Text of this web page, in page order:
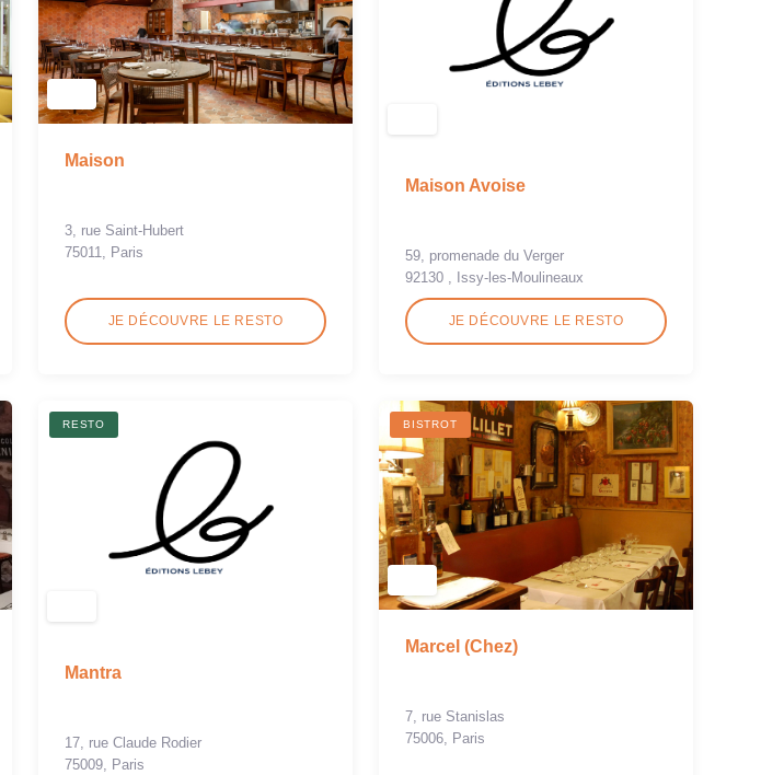
Maison
3, rue Saint-Hubert
75011, Paris
JE DÉCOUVRE LE RESTO
Maison Avoise
59, promenade du Verger
92130 , Issy-les-Moulineaux
JE DÉCOUVRE LE RESTO
RESTO
Mantra
17, rue Claude Rodier
75009, Paris
BISTROT
Marcel (Chez)
7, rue Stanislas
75006, Paris